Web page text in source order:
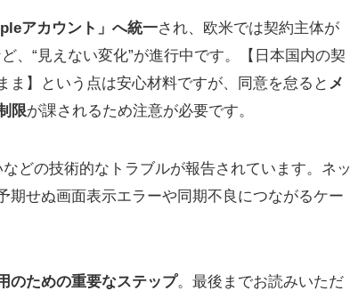
アカウント」へ統一され、欧米では契約主体が
、“見えない変化”が進行中です。【日本国内の契
】という点は安心材料ですが、同意を怠ると メ
限が課されるため注意が必要です。
どの技術的なトラブルが報告されています。ネッ
期せぬ画面表示エラーや同期不良につながるケー
のための重要なステップ。最後までお読みいただ